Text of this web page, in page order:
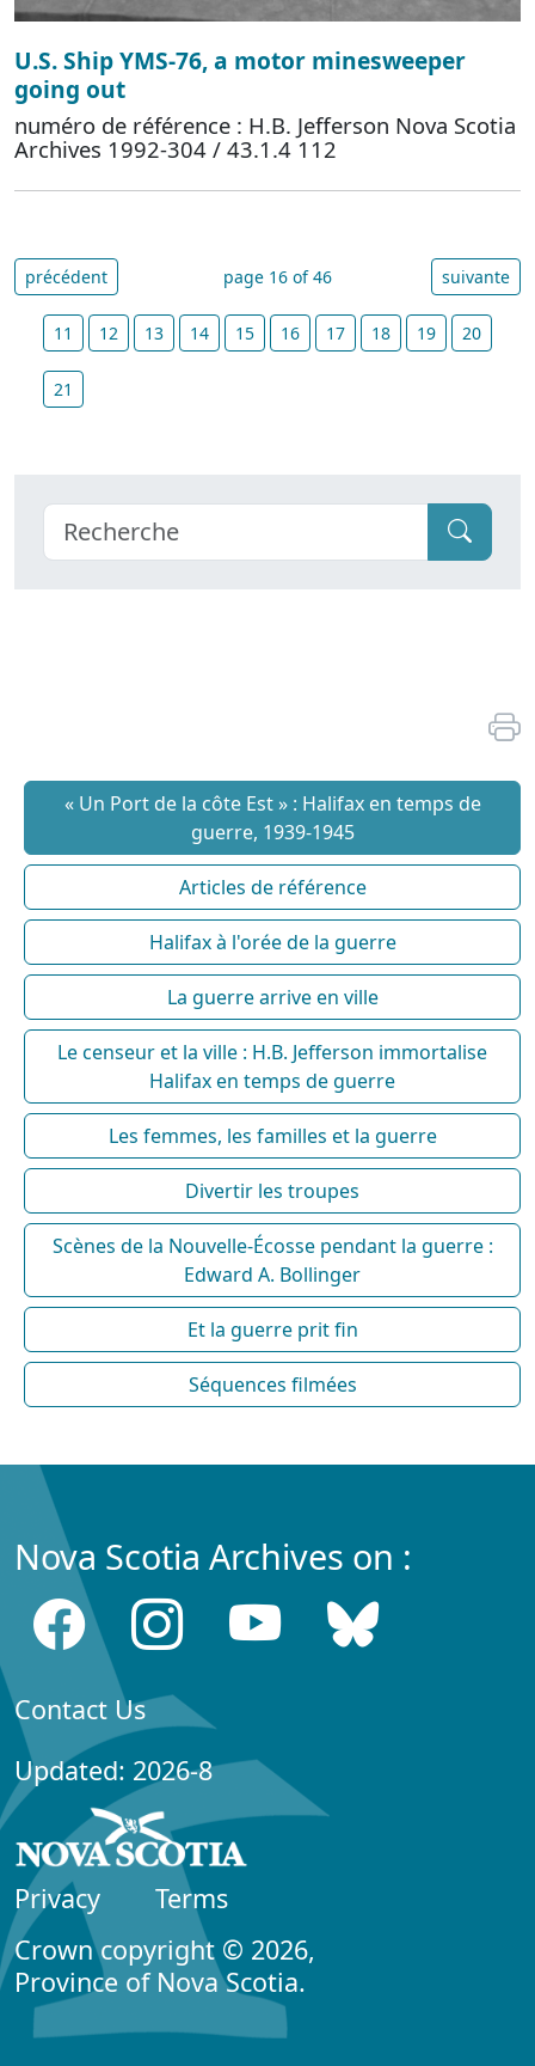
U.S. Ship YMS-76, a motor minesweeper
going out
numéro de référence : H.B. Jefferson Nova Scotia
Archives 1992-304 / 43.1.4 112
précédent page 16 of 46 suivante
11 12 13 14 15 16 17 18 19 20
21
« Un Port de la côte Est » : Halifax en temps de
guerre, 1939-1945
Articles de référence
Halifax à l'orée de la guerre
La guerre arrive en ville
Le censeur et la ville : H.B. Jefferson immortalise
Halifax en temps de guerre
Les femmes, les familles et la guerre
Divertir les troupes
Scènes de la Nouvelle-Écosse pendant la guerre :
Edward A. Bollinger
Et la guerre prit fin
Séquences filmées
Nova Scotia Archives on :
Contact Us
Updated: 2026-8
Privacy
Terms
Crown copyright © 2026,
Province of Nova Scotia.